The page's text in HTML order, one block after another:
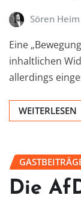
Sören Heim
Eine
inhaltlichen
allerdings
WEITERLESEN
Die